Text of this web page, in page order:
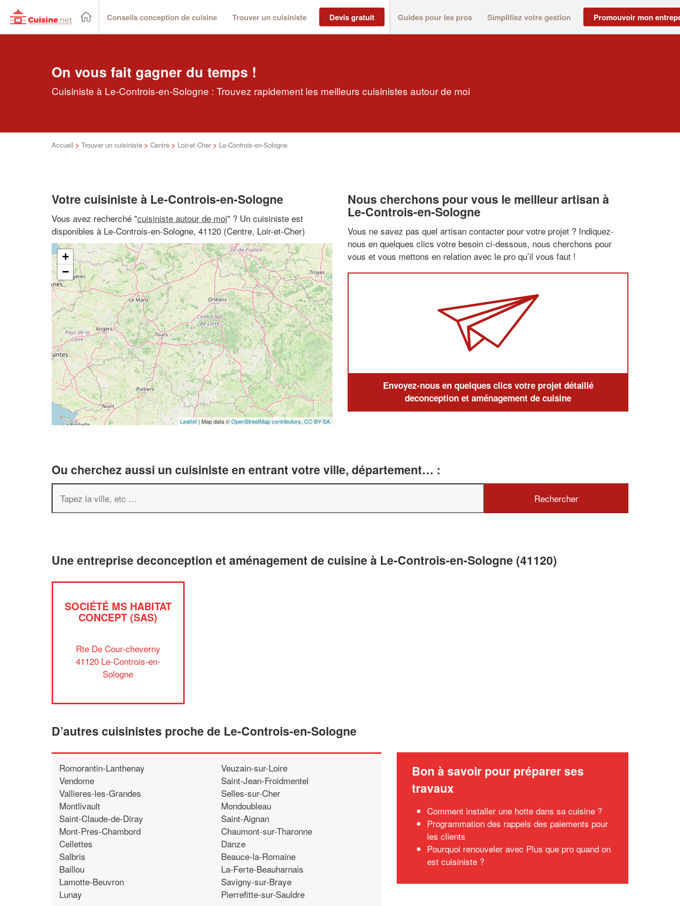
Conseils conception de cuisine Trouver un cuisiniste Devis gratuit Guides pour les pros Simplifiez votre gestion Promouvoir mon
On vous fait gagner du temps !
Cuisiniste à Le-Controis-en-Sologne : Trouvez rapidement les meilleurs cuisinistes autour de moi
Accueil > Trouver un cuisiniste > Centre > Loir-et-Cher > Le-Controis-en-Sologne
Votre cuisiniste à Le-Controis-en-Sologne
Vous avez recherché "cuisiniste autour de moi" ? Un cuisiniste est
disponibles à Le-Controis-en-Sologne, 41120 (Centre, Loir-et-Cher)
+
−
Leaflet | Map data ©OpenStreetMap contributors, CC-BY-SA
Nous cherchons pour vous le meilleur artisan à
Le-Controis-en-Sologne
Vous ne savez pas quel artisan contacter pour votre projet ? Indiquez-
nous en quelques clics votre besoin ci-dessous, nous cherchons pour
vous et vous mettons en relation avec le pro qu’il vous faut !
Envoyez-nous en quelques clics votre projet détaillé
deconception et aménagement de cuisine
Ou cherchez aussi un cuisiniste en entrant votre ville, département… :
Une entreprise deconception et aménagement de cuisine à Le-Controis-en-Sologne (41120)
SOCIÉTÉ MS HABITAT
CONCEPT (SAS)
Rte De Cour-cheverny
41120 Le-Controis-en-
Sologne
D’autres cuisinistes proche de Le-Controis-en-Sologne
Romorantin-Lanthenay
Vendome
Vallieres-les-Grandes
Montlivault
Saint-Claude-de-Diray
Mont-Pres-Chambord
Cellettes
Salbris
Baillou
Lamotte-Beuvron
Lunay
Veuzain-sur-Loire
Saint-Jean-Froidmentel
Selles-sur-Cher
Mondoubleau
Saint-Aignan
Chaumont-sur-Tharonne
Danze
Beauce-la-Romaine
La-Ferte-Beauharnais
Savigny-sur-Braye
Pierrefitte-sur-Sauldre
Bon à savoir pour préparer ses
travaux
Comment installer une hotte dans sa cuisine ?
Programmation des rappels des paiements pour
les clients
Pourquoi renouveler avec Plus que pro quand on
est cuisiniste ?
✕
Augmentez votre